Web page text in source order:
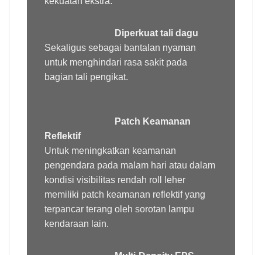
Diperkuat tali dagu
Sekaligus sebagai bantalan nyaman
untuk menghindari rasa sakit pada
bagian tali pengikat.
Patch Keamanan
Reflektif
Untuk meningkatkan keamanan
pengendara pada malam hari atau dalam
kondisi visibilitas rendah roll leher
memiliki patch keamanan reflektif yang
terpancar terang oleh sorotan lampu
kendaraan lain.